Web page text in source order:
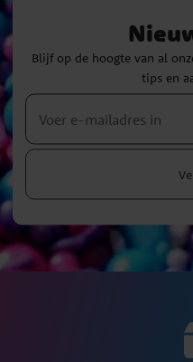
Blijf op de hoogte van al
tips en